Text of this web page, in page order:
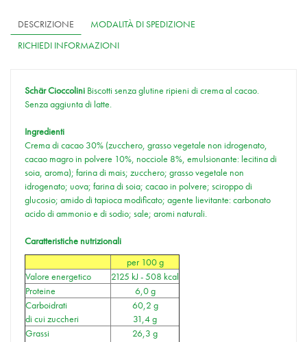
DESCRIZIONE
MODALITÀ DI SPEDIZIONE
RICHIEDI INFORMAZIONI
Schär Cioccolini Biscotti senza glutine ripieni di crema al cacao.
Senza aggiunta di latte.
Ingredienti
Crema di cacao 30% (zucchero, grasso vegetale non idrogenato,
cacao magro in polvere 10%, nocciole 8%, emulsionante: lecitina di
soia, aroma); farina di mais; zucchero; grasso vegetale non
idrogenato; uova; farina di soia; cacao in polvere; sciroppo di
glucosio; amido di tapioca modificato; agente lievitante: carbonato
acido di ammonio e di sodio; sale; aromi naturali.
Caratteristiche nutrizionali
per 100 g
Valore energetico
2125 kJ - 508 kcal
Proteine
6,0 g
Carboidrati
di cui zuccheri
60,2 g
31,4 g
Grassi
26,3 g